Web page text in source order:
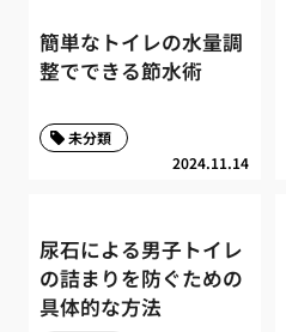
簡単なトイレの水量調
整でできる節水術
2024.11.14
未分類
尿石による男子トイレ
の詰まりを防ぐための
具体的な方法